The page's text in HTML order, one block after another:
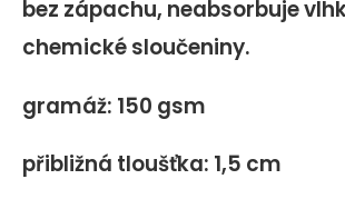
bez zápachu, neabsorbuje
chemické sloučeniny.
gramáž: 150 gsm
přibližná tloušťka: 1,5 cm